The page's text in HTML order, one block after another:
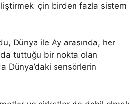
için birden fazla sistem
Dünya ile Ay arasında, her
tuttuğu bir nokta olan
Dünya’daki sensörlerin